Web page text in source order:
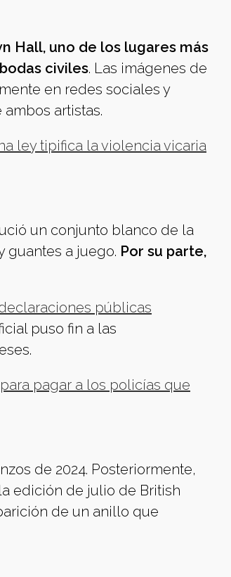
Hall, uno de los lugares más
civiles. Las imágenes de
en redes sociales y
artistas.
ley tipifica la violencia vicaria
un conjunto blanco de la
guantes a juego. Por su parte,
públicas
puso fin a las
pagar a los policías que
de 2024. Posteriormente,
edición de julio de British
de un anillo que